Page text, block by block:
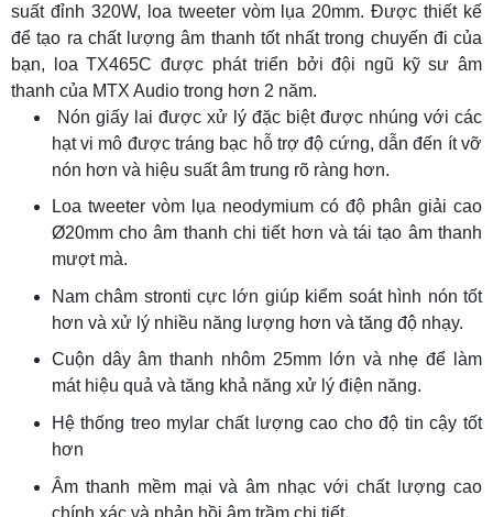
suất đỉnh 320W, loa tweeter vòm lụa 20mm. Được thiết kế
để tạo ra chất lượng âm thanh tốt nhất trong chuyến đi của
bạn, loa TX465C được phát triển bởi đội ngũ kỹ sư âm
thanh của MTX Audio trong hơn 2 năm.
Nón giấy lai được xử lý đặc biệt được nhúng với các
hạt vi mô được tráng bạc hỗ trợ độ cứng, dẫn đến ít vỡ
nón hơn và hiệu suất âm trung rõ ràng hơn.
Loa tweeter vòm lụa neodymium có độ phân giải cao
Ø20mm cho âm thanh chi tiết hơn và tái tạo âm thanh
mượt mà.
Nam châm stronti cực lớn giúp kiểm soát hình nón tốt
hơn và xử lý nhiều năng lượng hơn và tăng độ nhạy.
Cuộn dây âm thanh nhôm 25mm lớn và nhẹ để làm
mát hiệu quả và tăng khả năng xử lý điện năng.
Hệ thống treo mylar chất lượng cao cho độ tin cậy tốt
hơn
Âm thanh mềm mại và âm nhạc với chất lượng cao
chính xác và phản hồi âm trầm chi tiết.